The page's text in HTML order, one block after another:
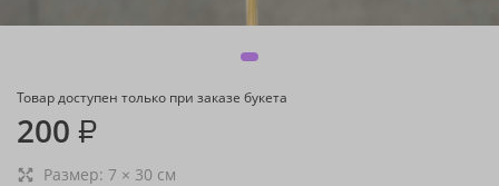
Товар доступен только при заказе букета
200 ₽
Размер: 7 × 30 см